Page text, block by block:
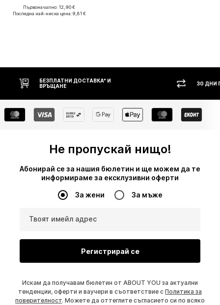
Първоначално: 12,90 €
Последна най-ниска цена:9,81 €
БЕЗПЛАТНИ ДОСТАВКА* И
ВРЪЩАНЕ
30 ДНИ
Не пропускай нищо!
Абонирай се за нашия бюлетин и ще можем да те
информираме за ексклузивни оферти
За жени За мъже
Твоят имейл адрес
Регистрирай се
Искам да получавам бюлетин от ABOUT YOU за актуални
тенденции, оферти и ваучери в съответствие с Политика за
поверителност. Можете да оттеглите съгласието си по всяко